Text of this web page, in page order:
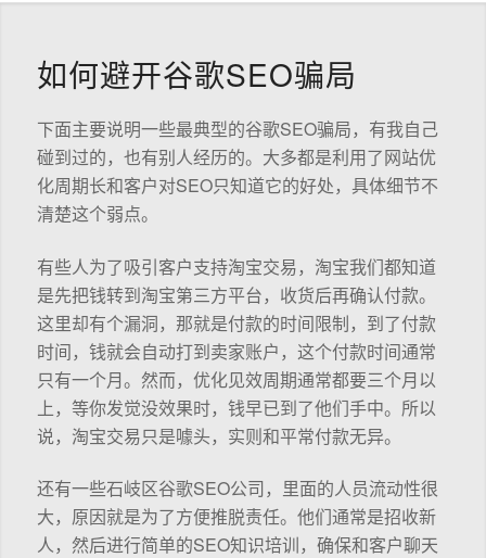
如何避开谷歌SEO骗局
下面主要说明一些最典型的谷歌SEO骗局，有我自己
碰到过的，也有别人经历的。大多都是利用了网站优
化周期长和客户对SEO只知道它的好处，具体细节不
清楚这个弱点。
有些人为了吸引客户支持淘宝交易，淘宝我们都知道
是先把钱转到淘宝第三方平台，收货后再确认付款。
这里却有个漏洞，那就是付款的时间限制，到了付款
时间，钱就会自动打到卖家账户，这个付款时间通常
只有一个月。然而，优化见效周期通常都要三个月以
上，等你发觉没效果时，钱早已到了他们手中。所以
说，淘宝交易只是噱头，实则和平常付款无异。
还有一些石岐区谷歌SEO公司，里面的人员流动性很
大，原因就是为了方便推脱责任。他们通常是招收新
人，然后进行简单的SEO知识培训，确保和客户聊天